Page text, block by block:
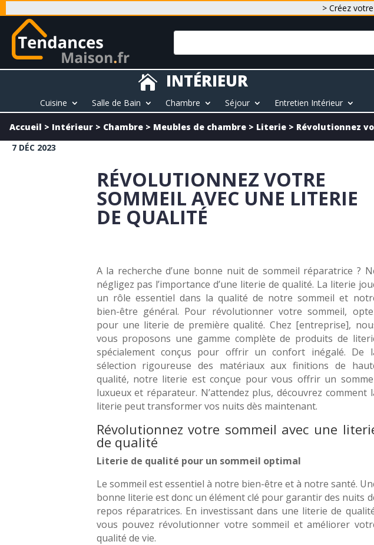
> Créez
 INTÉRIEUR
Cuisine Salle de Bain Chambre Séjour Entretien Intérieur
Accueil > Intérieur > Chambre > Meubles de chambre > Literie > Révolutionnez
7 DÉC 2023
RÉVOLUTIONNEZ VOTRE
SOMMEIL AVEC UNE LITERIE
DE QUALITÉ
A la recherche d’une bonne nuit de sommeil réparatrice ?
négligez pas l’importance d’une literie de qualité. La literie
un rôle essentiel dans la qualité de notre sommeil et
bien-être général. Pour révolutionner votre sommeil,
pour une literie de première qualité. Chez [entreprise],
vous proposons une gamme complète de produits de
spécialement conçus pour offrir un confort inégalé. De
sélection rigoureuse des matériaux aux finitions de
qualité, notre literie est conçue pour vous offrir un
luxueux et réparateur. N’attendez plus, découvrez comment
literie peut transformer vos nuits dès maintenant.
Révolutionnez votre sommeil avec une
de qualité
Literie de qualité pour un sommeil optimal
Le sommeil est essentiel à notre bien-être et à notre santé.
bonne literie est donc un élément clé pour garantir des nuits
repos réparatrices. En investissant dans une literie de
vous pouvez révolutionner votre sommeil et améliorer
qualité de vie.